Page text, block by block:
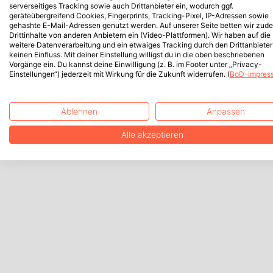
serverseitiges Tracking sowie auch Drittanbieter ein, wodurch ggf.
geräteübergreifend Cookies, Fingerprints, Tracking-Pixel, IP-Adressen sowie
gehashte E-Mail-Adressen genutzt werden. Auf unserer Seite betten wir
Drittinhalte von anderen Anbietern ein (Video-Plattformen). Wir haben auf die
weitere Datenverarbeitung und ein etwaiges Tracking durch den Drittanbieter
keinen Einfluss. Mit deiner Einstellung willigst du in die oben beschriebenen
Vorgänge ein. Du kannst deine Einwilligung (z. B. im Footer unter „Privacy-
Einstellungen“) jederzeit mit Wirkung für die Zukunft widerrufen. (BoD-
Ablehnen Anpassen
Alle akzeptieren